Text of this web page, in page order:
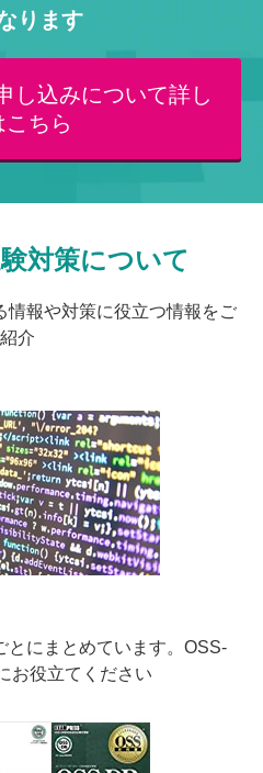
ります
し込みについて詳し
こちら
対策について
情報や対策に役立つ情報をご
紹介
とにまとめています。OSS-
お役立てください